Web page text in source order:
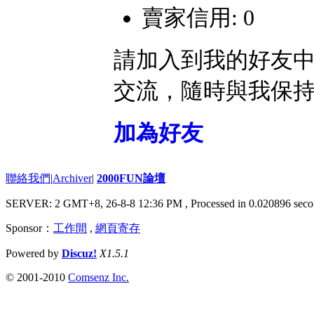
賣家信用: 0
請加入到我的好友
交流，隨時與我保
加為好友
聯絡我們|Archiver| 2000FUN論壇
SERVER: 2 GMT+8, 26-8-8 12:36 PM , Processed in 0.020896
Sponsor： 工作間 , 網頁寄存
Powered by Discuz! X1.5.1
© 2001-2010 Comsenz Inc.